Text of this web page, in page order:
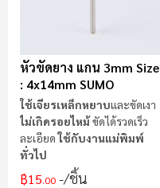
หัวขัดยาง แกน 3mm Size
: 4x14mm SUMO
ใช้เจียรเหล็กหยาบและขัดเงา
ไม่เกิดรอยไหม้ขัดได้รวดเร็ว
ละเอียดใช้กับงานแม่พิมพ์
ทั่วไป
฿15.00 /ชิ้น